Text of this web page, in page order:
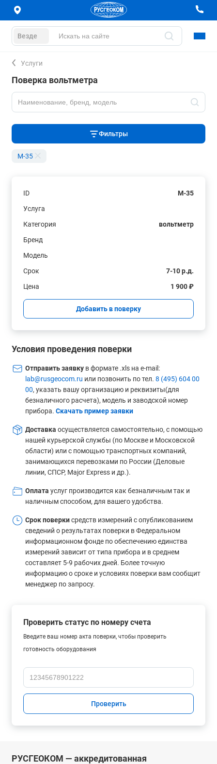
Везде
Услуги
Поверка вольтметра
Фильтры
M-35
ID
M-35
Услуга
Категория
вольтметр
Бренд
Модель
Срок
7-10 р.д.
Цена
1 900 ₽
Добавить в поверку
Условия проведения поверки
Отправить заявку в формате .xls на e-mail:
lab@rusgeocom.ru или позвонить по тел. 8 (495) 604 00
00, указать вашу организацию и реквизиты(для
безналичного расчета), модель и заводской номер
прибора. Скачать пример заявки
Доставка осуществляется самостоятельно, с помощью
нашей курьерской службы (по Москве и Московской
области) или с помощью транспортных компаний,
занимающихся перевозками по России (Деловые
линии, СПСР, Major Express и др.).
Оплата услуг производится как безналичным так и
наличным способом, для вашего удобства.
Срок поверкисредств измерений с опубликованием
сведений о результатах поверки в Федеральном
информационном фонде по обеспечению единства
измерений зависит от типа прибора и в среднем
составляет 5-9 рабочих дней. Более точную
информацию о сроке и условиях поверки вам сообщит
менеджер по запросу.
Проверить статус по номеру счета
Введите ваш номер акта поверки, чтобы проверить
готовность оборудования
Проверить
РУСГЕОКОМ — аккредитованная